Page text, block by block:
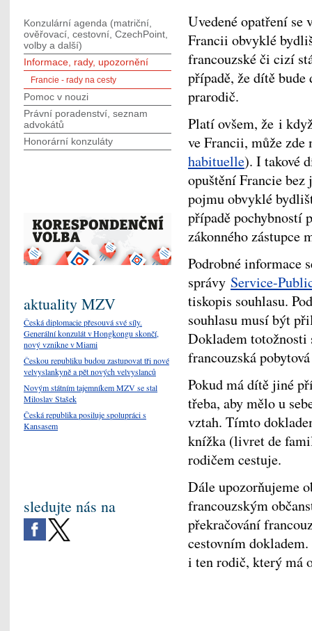
Uvedené opatření se
Francii obvyklé
francouzské či cizí
případě, že dítě
prarodič.
Platí ovšem, že i
ve Francii, může
habituelle). I takové
opuštění Francie
pojmu obvyklé
případě pochybností
zákonného zástupce
Podrobné informace
správy Service-
tiskopis souhlasu.
souhlasu musí být
Dokladem totožnosti
francouzská
Pokud má dítě jiné
třeba, aby mělo u
vztah. Tímto
knížka (livret de
rodičem cestuje.
Dále upozorňujeme
francouzským
překračování
cestovním
i ten rodič, který má
Konzulární agenda (matriční,
ověřovací, cestovní, CzechPoint,
volby a další)
Informace, rady, upozornění
Francie - rady na cesty
Pomoc v nouzi
Právní poradenství, seznam
advokátů
Honorární konzuláty
aktuality MZV
Česká diplomacie přesouvá své síly.
Generální konzulát v Hongkongu skončí,
nový vznikne v Miami
Českou republiku budou zastupovat tři nové
velvyslankyně a pět nových velvyslanců
Novým státním tajemníkem MZV se stal
Miloslav Stašek
Česká republika posiluje spolupráci s
Kansasem
sledujte nás na